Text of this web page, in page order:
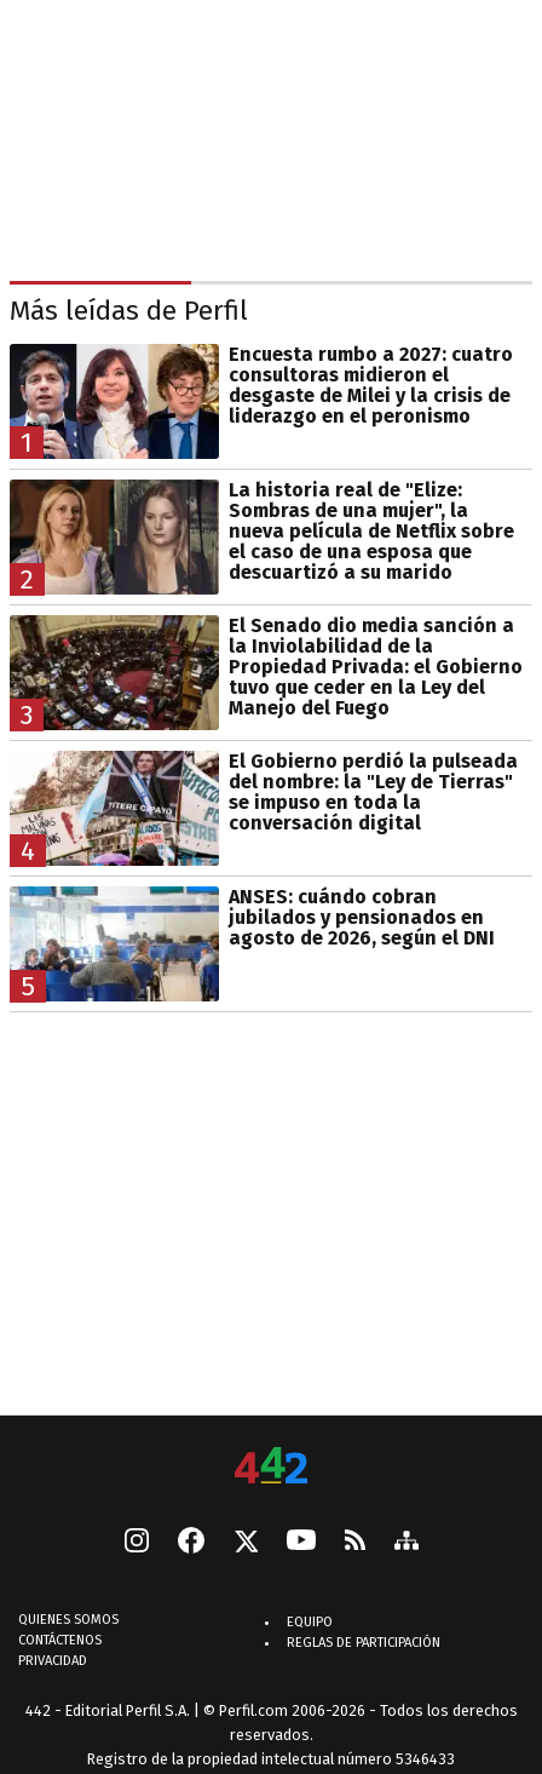
Más leídas de Perfil
1
Encuesta rumbo a 2027: cuatro
consultoras midieron el
desgaste de Milei y la crisis de
liderazgo en el peronismo
2
La historia real de "Elize:
Sombras de una mujer", la
nueva película de Netflix sobre
el caso de una esposa que
descuartizó a su marido
3
El Senado dio media sanción a
la Inviolabilidad de la
Propiedad Privada: el Gobierno
tuvo que ceder en la Ley del
Manejo del Fuego
4
El Gobierno perdió la pulseada
del nombre: la "Ley de Tierras"
se impuso en toda la
conversación digital
5
ANSES: cuándo cobran
jubilados y pensionados en
agosto de 2026, según el DNI
QUIENES SOMOS
CONTÁCTENOS
PRIVACIDAD
EQUIPO
REGLAS DE PARTICIPACIÓN
442 - Editorial Perfil S.A. | © Perfil.com 2006-2026 - Todos los derechos
reservados.
Registro de la propiedad intelectual número 5346433